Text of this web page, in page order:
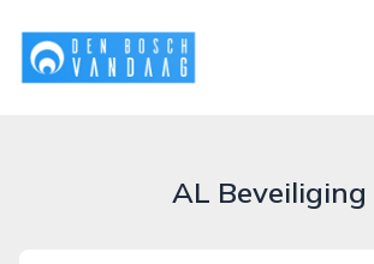
denboschvandaag.nl
AL Beveiliging